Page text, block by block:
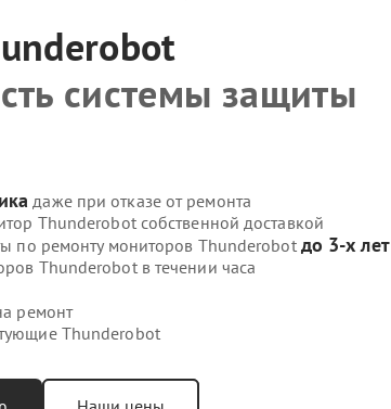
системы защиты
даже при отказе от ремонта
Thunderobot собственной доставкой
по ремонту мониторов Thunderobot до 3-х лет
Thunderobot в течении часа
ремонт
Thunderobot